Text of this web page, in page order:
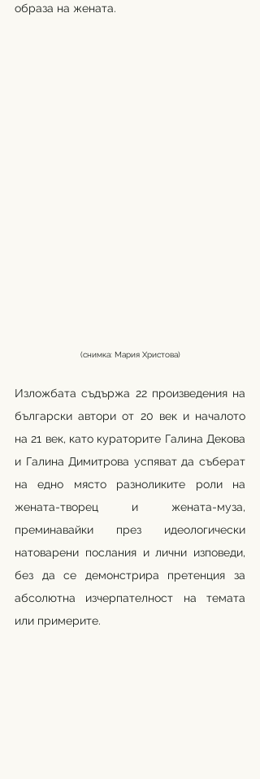
образа на жената.
(снимка: Мария Христова)
Изложбата съдържа 22 произведения на
български автори от 20 век и началото
на 21 век, като кураторите Галина Декова
и Галина Димитрова успяват да съберат
на едно място разноликите роли на
жената-творец и жената-муза,
преминавайки през идеологически
натоварени послания и лични изповеди,
без да се демонстрира претенция за
абсолютна изчерпателност на темата
или примерите.